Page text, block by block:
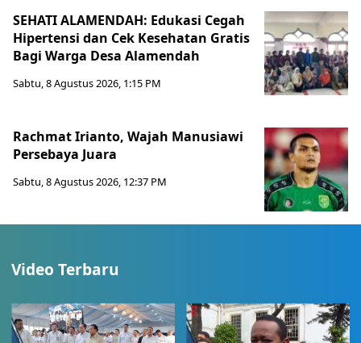
SEHATI ALAMENDAH: Edukasi Cegah
Hipertensi dan Cek Kesehatan Gratis
Bagi Warga Desa Alamendah
Sabtu, 8 Agustus 2026, 1:15 PM
Rachmat Irianto, Wajah Manusiawi
Persebaya Juara
Sabtu, 8 Agustus 2026, 12:37 PM
Video Terbaru